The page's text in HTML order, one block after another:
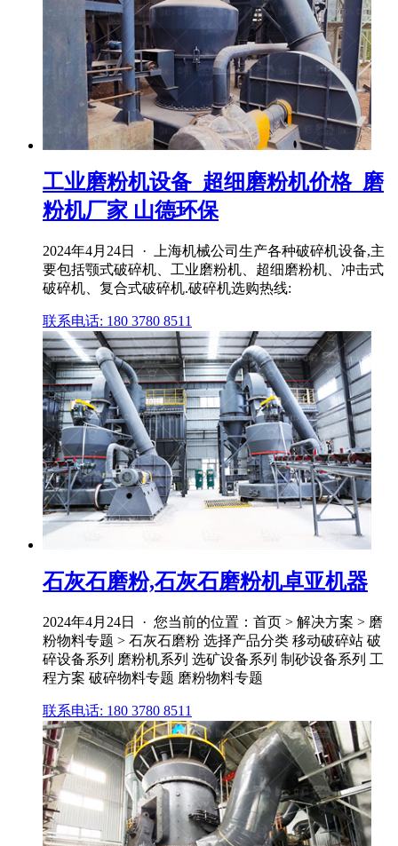
工业磨粉机设备_超细磨粉机价格_磨
粉机厂家 山德环保
2024年4月24日 · 上海机械公司生产各种破碎机设备,主
要包括颚式破碎机、工业磨粉机、超细磨粉机、冲击式
破碎机、复合式破碎机.破碎机选购热线:
联系电话: 180 3780 8511
石灰石磨粉,石灰石磨粉机卓亚机器
2024年4月24日 · 您当前的位置：首页 > 解决方案 > 磨
粉物料专题 > 石灰石磨粉 选择产品分类 移动破碎站 破
碎设备系列 磨粉机系列 选矿设备系列 制砂设备系列 工
程方案 破碎物料专题 磨粉物料专题
联系电话: 180 3780 8511